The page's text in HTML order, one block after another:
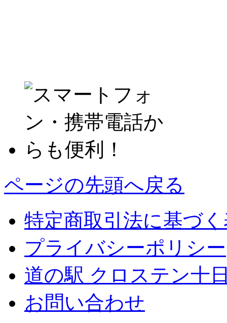
ページの先頭へ戻る
特定商取引法に基づ
プライバシーポリシー
道の駅 クロステン十
お問い合わせ